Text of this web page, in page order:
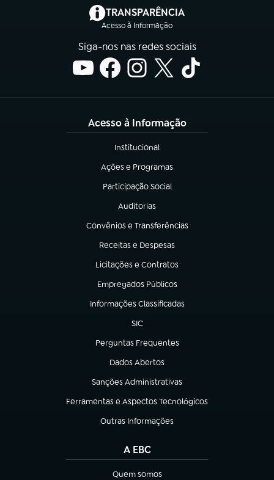
TRANSPARÊNCIA
Acesso à Informação
(abre em nova aba)
Siga-nos nas redes sociais
Acesso à Informação
Institucional
(abre em nova aba)
Ações e Programas
(abre em nova aba)
Participação Social
(abre em nova aba)
Auditorias
(abre em nova aba)
Convênios e Transferências
(abre em nova aba)
Receitas e Despesas
(abre em nova aba)
Licitações e Contratos
(abre em nova aba)
Empregados Públicos
(abre em nova aba)
Informações Classificadas
(abre em nova aba)
SIC
(abre em nova aba)
Perguntas Frequentes
(abre em nova aba)
Dados Abertos
(abre em nova aba)
Sanções Administrativas
(abre em nova aba)
Ferramentas e Aspectos Tecnológicos
(abre em nova aba)
Outras Informações
(abre em nova aba)
A EBC
Quem somos